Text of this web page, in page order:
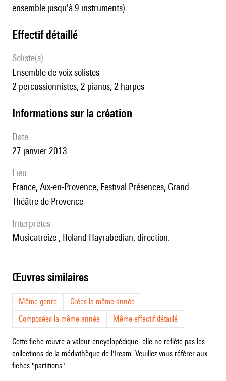
ensemble jusqu'à 9 instruments)
effectif détaillé
Soliste(s)
ensemble de voix solistes
2 percussionnistes, 2 pianos, 2 harpes
informations sur la création
date
27 janvier 2013
lieu
France, Aix-en-Provence, Festival Présences, Grand
Théâtre de Provence
interprètes
Musicatreize ; Roland Hayrabedian, direction.
œuvres similaires
Même genre
Crées la même année
Composées la même année
Même effectif détaillé
Cette fiche œuvre a valeur encyclopédique, elle ne reflète pas les
collections de la médiathèque de l'Ircam. Veuillez vous référer aux
fiches "partitions".